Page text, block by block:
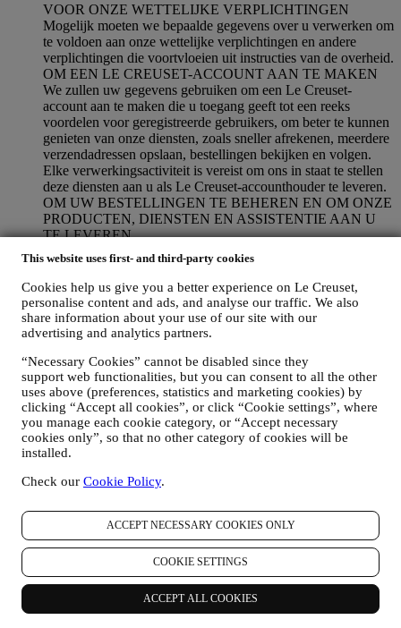
This website uses first- and third-party cookies
Cookies help us give you a better experience on Le Creuset,
personalise content and ads, and analyse our traffic. We also
share information about your use of our site with our
advertising and analytics partners.
“Necessary Cookies” cannot be disabled since they
support web functionalities, but you can consent to all the other
uses above (preferences, statistics and marketing cookies) by
clicking “Accept all cookies”, or click “Cookie settings”, where
you manage each cookie category, or “Accept necessary
cookies only”, so that no other category of cookies will be
installed.
Check our Cookie Policy.
ACCEPT NECESSARY COOKIES ONLY
COOKIE SETTINGS
ACCEPT ALL COOKIES
VOOR ONZE WETTELIJKE VERPLICHTINGEN
Mogelijk moeten we bepaalde gegevens over u verwerken om
te voldoen aan onze wettelijke verplichtingen en andere
verplichtingen die voortvloeien uit instructies van de overheid.
OM EEN LE CREUSET-ACCOUNT AAN TE MAKEN
We zullen uw gegevens gebruiken om een Le Creuset-
account aan te maken die u toegang geeft tot een reeks
voordelen voor geregistreerde gebruikers, om beter te kunnen
genieten van onze diensten, zoals sneller afrekenen, meerdere
verzendadressen opslaan, bestellingen bekijken en volgen.
Elke verwerkingsactiviteit is vereist om ons in staat te stellen
deze diensten aan u als Le Creuset-accounthouder te leveren.
OM UW BESTELLINGEN TE BEHEREN EN OM ONZE
PRODUCTEN, DIENSTEN EN ASSISTENTIE AAN U
TE LEVEREN
Wij zullen uw gegevens gebruiken om onze contractuele
relatie met u, uw aankoop van producten op de Website, uw
gebruik van de Website, eventuele latere hulp na de verkoop
of uw deelname aan onze wedstrijden te beheren. Mogelijk
moeten we bepaalde gegevens over u verwerken voor onze
administratieve doeleinden die verband houden met onze
en controle, verificatie van betaalkaarten, fraudescreening,
veiligheid, beveiliging, systeemtests, onderhoud en statistische
analyse. Af en toe moeten we mogelijk om administratieve of
operationele redenen contact met u opnemen. Bijvoorbeeld
om u een bevestiging van uw aankoop te sturen. We zullen
uw persoonsgegevens ook gebruiken om uw verzoeken te
beantwoorden die via onze Websiteformulieren of andere
kanalen worden verzonden. Deze verwerkingsactiviteit is
vereist om ons in staat te stellen onze diensten aan u te
leveren. Wij kunnen uw gegevens verwerken op basis van
ons legitiem belang (naar behoren rekening houdend met uw
rechten en vrijheden) om u opvolg-e-mails te sturen in het
geval u artikelen aan onze online winkelwagen hebt
toegevoegd zonder de aankoop af te ronden. Als u de
aankoop niet binnen een bepaalde periode afrondt, worden er
geen verdere opvolgingsberichten verzonden.